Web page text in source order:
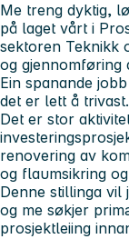
Me treng dyktig,
på laget vårt i
sektoren Teknikk
og gjennomføring
Ein spanande
det er lett å trivast.
Det er stor
renovering av
og flaumsikring
Denne stillinga vil
og me søkjer
prosjektleiing